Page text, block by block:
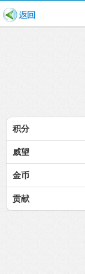
积分
威望
金币
贡献